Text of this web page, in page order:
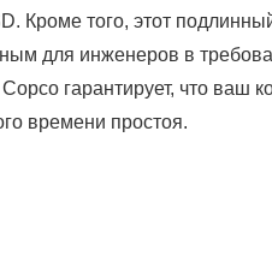
Кроме того, этот
для инженеров в
гарантирует, что ваш
времени простоя.